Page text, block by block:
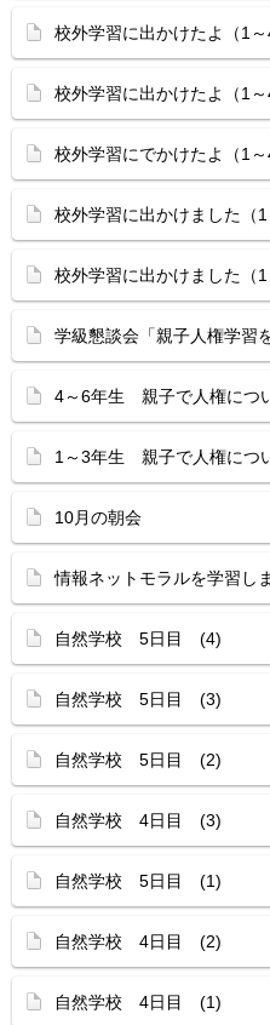
校外学習に出かけたよ（1
校外学習に出かけたよ（1
校外学習にでかけたよ（1
校外学習に出かけました（
校外学習に出かけました（
学級懇談会「親子人権学習
4～6年生 親子で人権につ
1～3年生 親子で人権につ
10月の朝会
情報ネットモラルを学習し
自然学校 5日目 (4)
自然学校 5日目 (3)
自然学校 5日目 (2)
自然学校 4日目 (3)
自然学校 5日目 (1)
自然学校 4日目 (2)
自然学校 4日目 (1)